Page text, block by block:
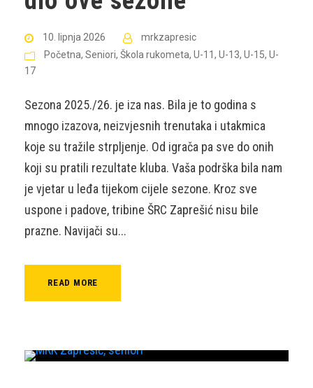
10. lipnja 2026
mrkzapresic
Početna, Seniori, Škola rukometa, U-11 , U-13, U-15, U-
17
Sezona 2025./26. je iza nas. Bila je to godina s
mnogo izazova, neizvjesnih trenutaka i utakmica
koje su tražile strpljenje. Od igrača pa sve do onih
koji su pratili rezultate kluba. Vaša podrška bila nam
je vjetar u leđa tijekom cijele sezone. Kroz sve
uspone i padove, tribine ŠRC Zaprešić nisu bile
prazne. Navijači su...
READ MORE